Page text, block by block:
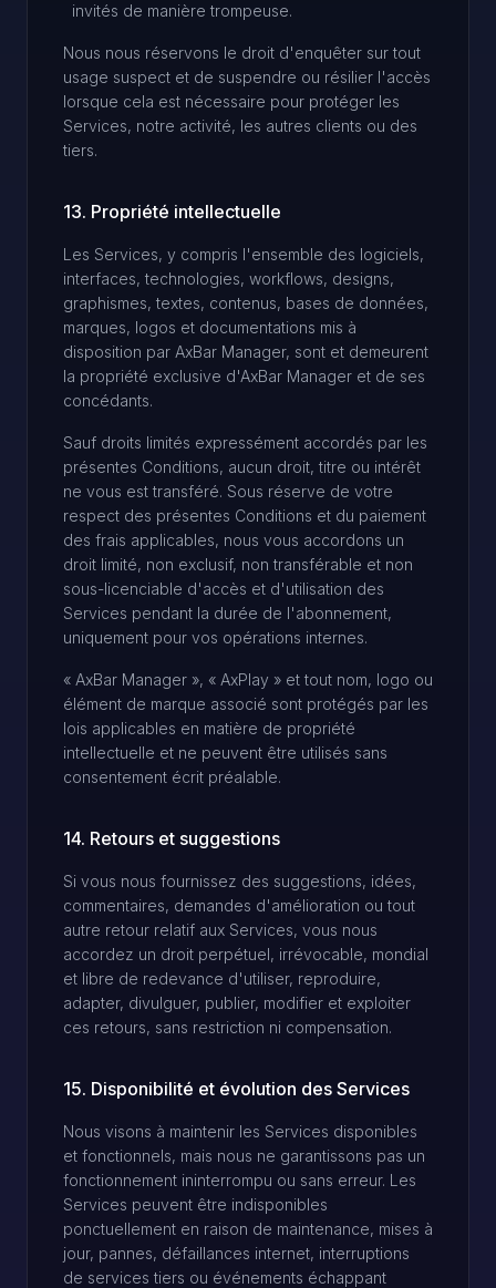
invités de manière trompeuse.
Nous nous réservons le droit d'enquêter sur tout
usage suspect et de suspendre ou résilier l'accès
lorsque cela est nécessaire pour protéger les
Services, notre activité, les autres clients ou des
tiers.
13. Propriété intellectuelle
Les Services, y compris l'ensemble des logiciels,
interfaces, technologies, workflows, designs,
graphismes, textes, contenus, bases de données,
marques, logos et documentations mis à
disposition par AxBar Manager, sont et demeurent
la propriété exclusive d'AxBar Manager et de ses
concédants.
Sauf droits limités expressément accordés par les
présentes Conditions, aucun droit, titre ou intérêt
ne vous est transféré. Sous réserve de votre
respect des présentes Conditions et du paiement
des frais applicables, nous vous accordons un
droit limité, non exclusif, non transférable et non
sous-licenciable d'accès et d'utilisation des
Services pendant la durée de l'abonnement,
uniquement pour vos opérations internes.
« AxBar Manager », « AxPlay » et tout nom, logo ou
élément de marque associé sont protégés par les
lois applicables en matière de propriété
intellectuelle et ne peuvent être utilisés sans
consentement écrit préalable.
14. Retours et suggestions
Si vous nous fournissez des suggestions, idées,
commentaires, demandes d'amélioration ou tout
autre retour relatif aux Services, vous nous
accordez un droit perpétuel, irrévocable, mondial
et libre de redevance d'utiliser, reproduire,
adapter, divulguer, publier, modifier et exploiter
ces retours, sans restriction ni compensation.
15. Disponibilité et évolution des Services
Nous visons à maintenir les Services disponibles
et fonctionnels, mais nous ne garantissons pas un
fonctionnement ininterrompu ou sans erreur. Les
Services peuvent être indisponibles
ponctuellement en raison de maintenance, mises à
jour, pannes, défaillances internet, interruptions
de services tiers ou événements échappant